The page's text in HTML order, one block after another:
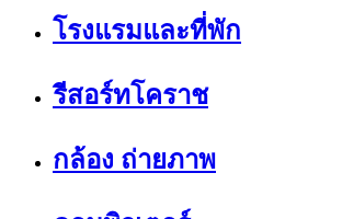
โรงแรมและที่พัก
รีสอร์ทโคราช
กล้อง ถ่ายภาพ